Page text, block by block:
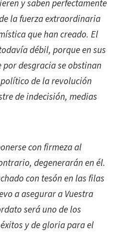
y saben perfectamente
la fuerza extraordinaria
que han creado. El
débil, porque en sus
desgracia se obstinan
de la revolución
de indecisión, medias
con firmeza al
degenerarán en él.
con tesón en las filas
a asegurar a Vuestra
será uno de los
y de gloria para el